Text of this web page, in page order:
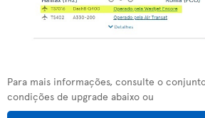
Para mais informações, consulte o
condições de upgrade abaixo ou